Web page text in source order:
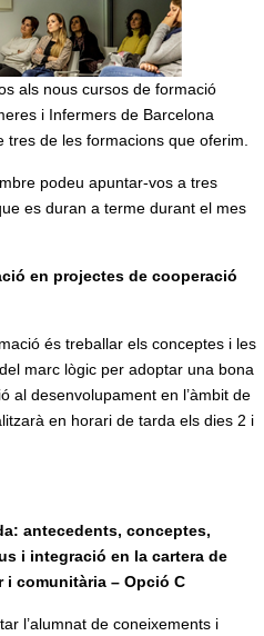
als nous cursos de formació
i Infermers de Barcelona
tres de les formacions que oferim.
podeu apuntar-vos a tres
es duran a terme durant el mes
en projectes de cooperació
és treballar els conceptes i les
marc lògic per adoptar una bona
al desenvolupament en l’àmbit de
en horari de tarda els dies 2 i
antecedents, conceptes,
i integració en la cartera de
i comunitària – Opció C
l’alumnat de coneixements i